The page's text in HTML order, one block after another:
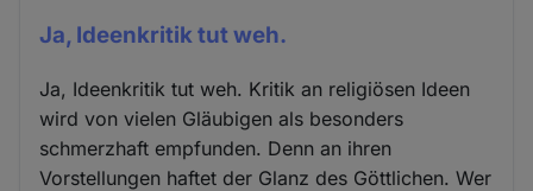
Ja, Ideenkritik tut weh.
Ja, Ideenkritik tut weh. Kritik an religiösen Ideen
wird von vielen Gläubigen als besonders
schmerzhaft empfunden. Denn an ihren
Vorstellungen haftet der Glanz des Göttlichen. Wer